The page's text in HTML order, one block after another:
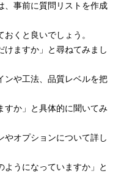
、事前に質問リストを作成
くと良いでしょう。
けますか」と尋ねてみまし
ンや工法、品質レベルを把
すか」と具体的に聞いてみ
やオプションについて詳し
ようになっていますか」と